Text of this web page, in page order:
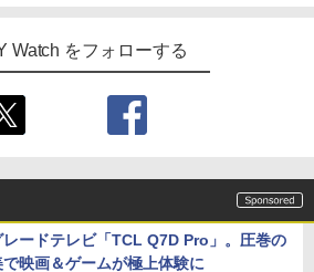
Watch をフォローする
レードテレビ「TCL Q7D Pro」。圧巻の
映画＆ゲームが極上体験に